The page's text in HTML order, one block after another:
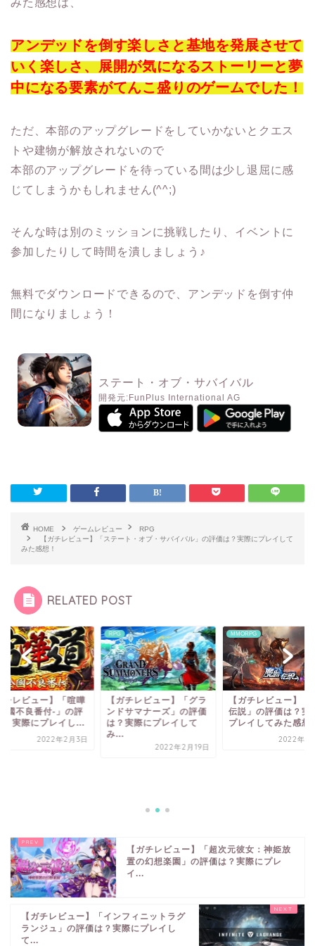
アンデッドを倒す楽しさと基地を発展させて
いく楽しさ、展開が気になるストーリーと夢
中になる要素がてんこ盛りのゲームでした！
ただ、本部のアップグレードをしていかないとクエス
トや建物が解放されないので
本部のアップグレードを待っている間は少し退屈に感
じてしまうかもしれません(^^;)
そんな時は別のミッションに挑戦したり、イベントに
参加したりして時間を潰しましょう♪
無料でダウンロードできるので、アンデッドを倒す仲
間になりましょう！
ステート・オブ・サバイバル
開発元:FunPlus International AG
HOME ゲームレビュー
RPG
【ガチレビュー】「ステート・オブ・サバイバル」の評価は？実際にプレイして
みた感想！
RELATED POST
チレビュー】「喧嘩
國不良番付‐」の評
？実際にプレイし...
2022年2月3日
RPG
【ガチレビュー】「グラ
ンドサマナーズ」の評価
は？実際にプレイして
み...
2022年2月19日
MMORPG
【ガチレビュー】「
伝説」の評価は？実
プレイしてみた感想
2022年1
【ガチレビュー】「超次元彼女：神姫放
置の幻想楽園」の評価は？実際にプレ
イ...
【ガチレビュー】「インフィニットラグ
ランジュ」の評価は？実際にプレイし
て...